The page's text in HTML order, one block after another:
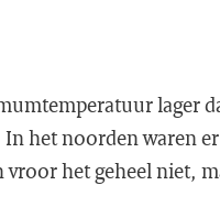
lager
het noorden waren
vroor het geheel niet,